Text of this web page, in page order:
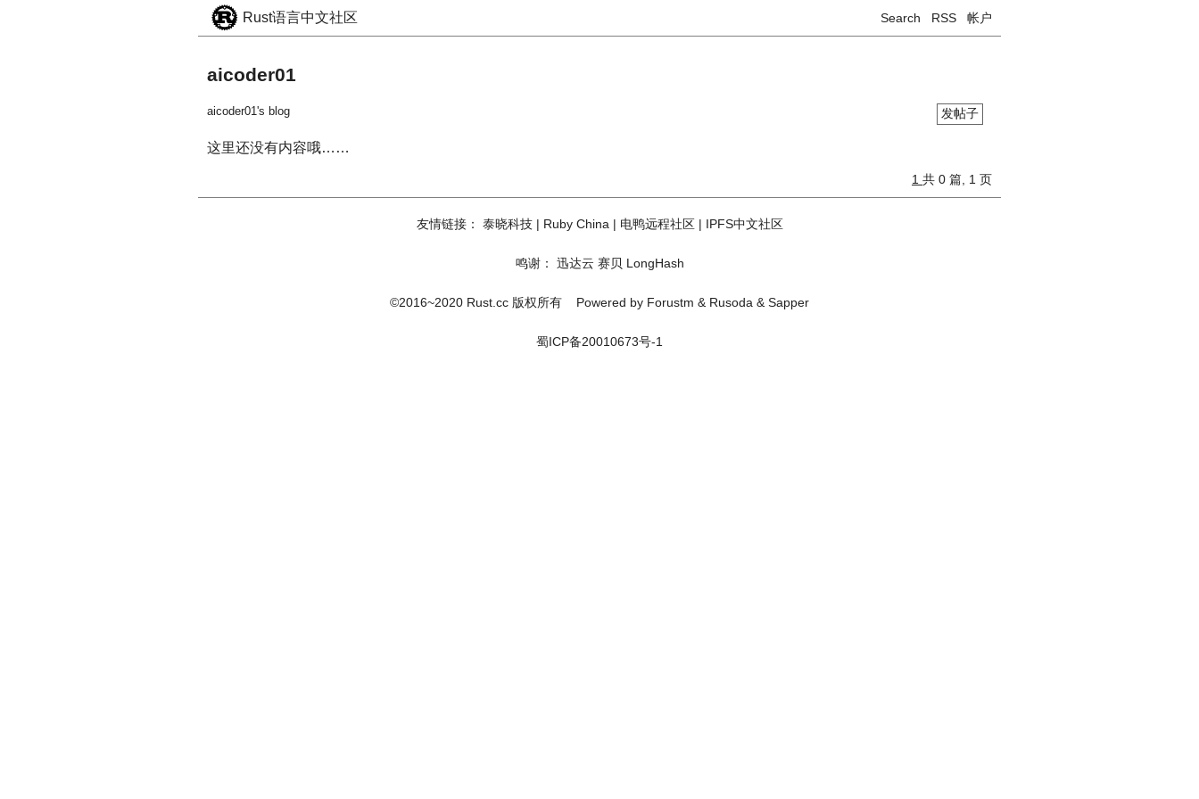
Rust语言中文社区 Search RSS 帐户
aicoder01
发帖子
aicoder01's blog
这里还没有内容哦……
1 共 0 篇, 1 页
友情链接： 泰晓科技| Ruby China | 电鸭远程社区| IPFS中文社区
鸣谢： 迅达云 赛贝 LongHash
©2016~2020 Rust.cc 版权所有 Powered by Forustm & Rusoda & Sapper
蜀ICP备20010673号-1